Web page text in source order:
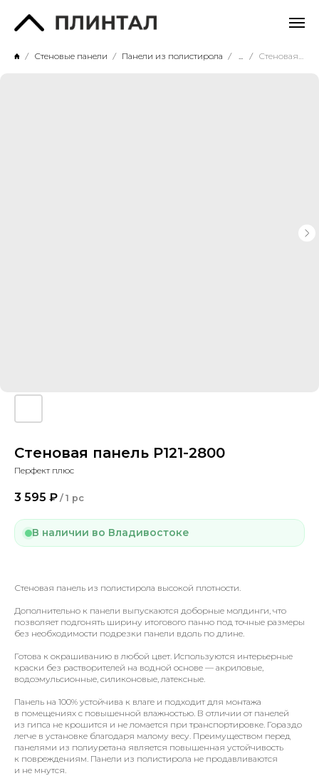
Стеновые панели Панели из полистирола ... Стеновая панель P121-2800
Стеновая панель P121-2800
Перфект плюс
3 595 ₽ / 1 pc
В наличии во Владивостоке
Стеновая панель из полистирола высокой плотности.
Дополнительно к панели выпускаются доборные молдинги, что
позволяет подгонять ширину итогового панно под точные размеры
без необходимости подрезки панели вдоль по длине.
Готова к окрашиванию в любой цвет. Используются интерьерные
краски без растворителей на водной основе — акриловые,
водоэмульсионные, силиконовые, латексные.
Панель на 100% устойчива к влаге и подходит для монтажа
в помещениях с повышенной влажностью. В отличии от панелей
из гипса не крошится и не ломается при транспортировке. Гораздо
легче в установке благодаря малому весу. Преимуществом перед
панелями из полиуретана является повышенная устойчивость
к повреждениям. Панели из полистирола не продавливаются
и не мнутся.